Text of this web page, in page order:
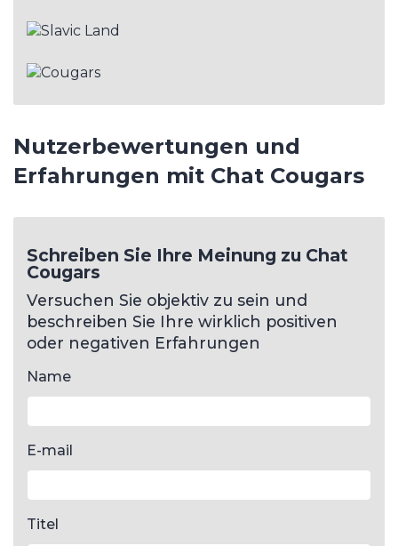
Nutzerbewertungen und
Erfahrungen mit Chat Cougars
Schreiben Sie Ihre Meinung zu Chat
Cougars
Versuchen Sie objektiv zu sein und
beschreiben Sie Ihre wirklich positiven
oder negativen Erfahrungen
Name
E-mail
Titel